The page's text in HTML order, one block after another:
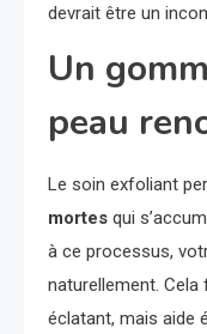
devrait être un
Un
peau
Le soin exfoliant
mortes qui
à ce processus,
naturellement.
éclatant, mais aide